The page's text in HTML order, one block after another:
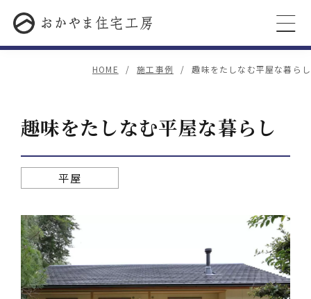
HOME 施工事例 趣味をたしなむ平屋な暮らし
趣味をたしなむ平屋な暮らし
平屋